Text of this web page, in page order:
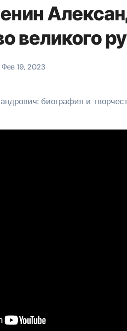
великого
Фев 19, 2023